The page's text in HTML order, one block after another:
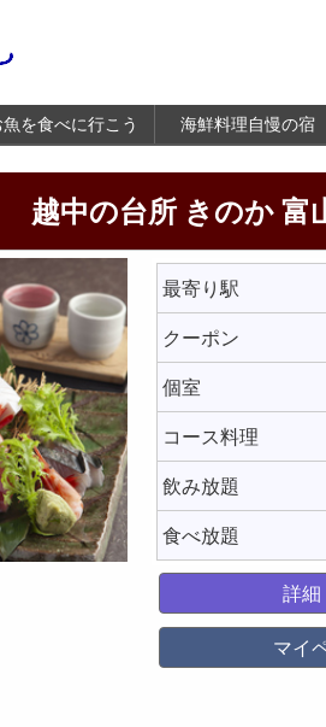
魚を食べに行こう 海鮮料理自慢の宿
越中の台所 きのか 富
最寄り駅
クーポン
個室
コース料理
飲み放題
食べ放題
詳細
マイ